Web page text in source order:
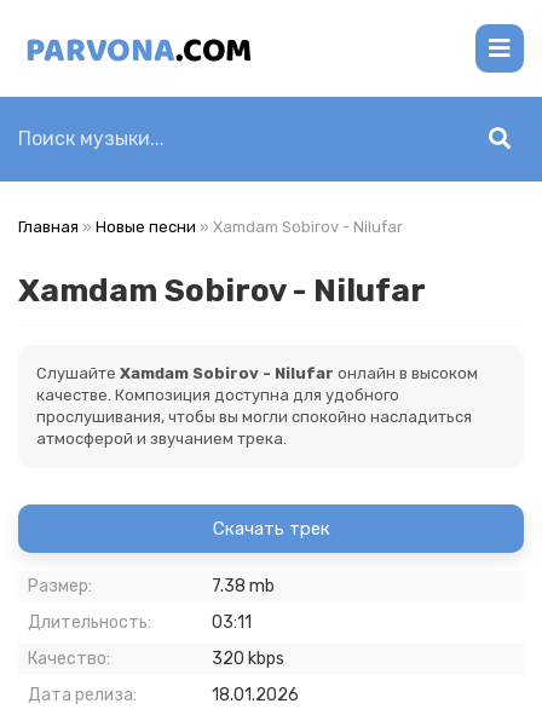
Главная » Новые песни » Xamdam Sobirov - Nilufar
Xamdam Sobirov - Nilufar
Слушайте Xamdam Sobirov - Nilufar онлайн в высоком
качестве. Композиция доступна для удобного
прослушивания, чтобы вы могли спокойно насладиться
атмосферой и звучанием трека.
Скачать трек
Размер:
7.38 mb
Длительность:
03:11
Качество:
320 kbps
Дата релиза:
18.01.2026